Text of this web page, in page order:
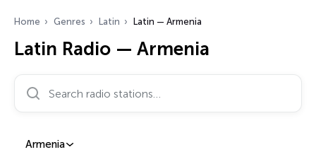
Home Genres Latin Latin — Armenia
Latin Radio — Armenia
Search radio stations…
Armenia